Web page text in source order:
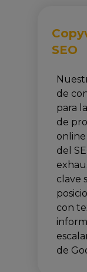
SEO
de
para
de
online
del
clave
con
de